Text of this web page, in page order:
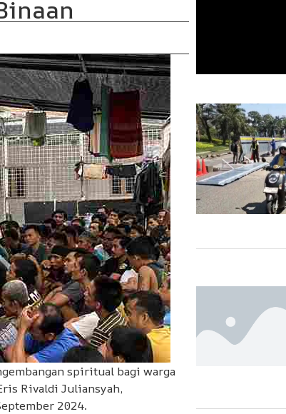
spiritual bagi warga
Rivaldi Juliansyah,
2024.